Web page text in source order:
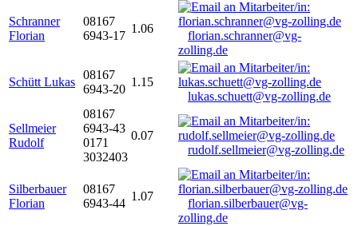
Schranner
Florian
08167
6943-17
1.06
florian.schranner@vg-
zolling.de
Schütt Lukas
08167
6943-20
1.15
lukas.schuett@vg-zolling.de
Sellmeier
Rudolf
08167
6943-43
0171
3032403
0.07
rudolf.sellmeier@vg-zolling.de
Silberbauer
Florian
08167
6943-44
1.07
florian.silberbauer@vg-
zolling.de